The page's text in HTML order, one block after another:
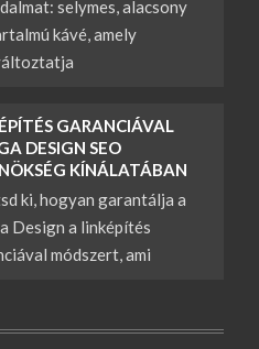
selymes, alacsony
kávé, amely
GARANCIÁVAL
DESIGN SEO
KÍNÁLATÁBAN
ki, hogyan garantálja a
Design a linképítés
módszert, ami